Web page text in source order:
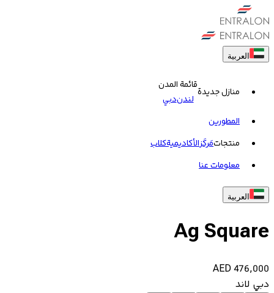
العربية
منازل جديدة
قائمة المدن
لندندبي
المطورين
منتجاتمَركَزالأكاديميةکلاب
معلومات عنا
العربية
Ag Square
AED476,000
دبي لاند